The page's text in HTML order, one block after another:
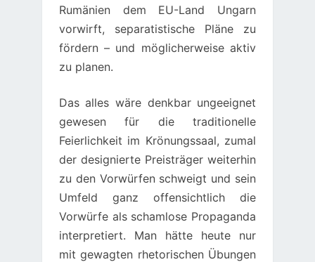
Rumänien dem EU-Land Ungarn
vorwirft, separatistische Pläne zu
fördern – und möglicherweise aktiv
zu planen.
Das alles wäre denkbar ungeeignet
gewesen für die traditionelle
Feierlichkeit im Krönungssaal, zumal
der designierte Preisträger weiterhin
zu den Vorwürfen schweigt und sein
Umfeld ganz offensichtlich die
Vorwürfe als schamlose Propaganda
interpretiert. Man hätte heute nur
mit gewagten rhetorischen Übungen